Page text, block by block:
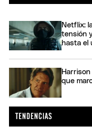
Netflix:
tensión
hasta el
que